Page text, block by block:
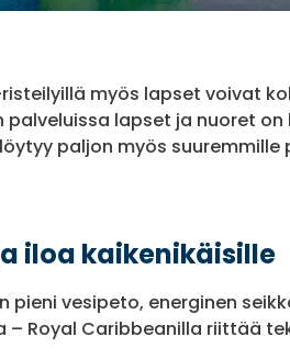
myös lapset voivat
palveluissa lapset ja nuoret
paljon myös suuremmille
iloa kaikenikäisille
pieni vesipeto, energinen
– Royal Caribbeanilla riittää